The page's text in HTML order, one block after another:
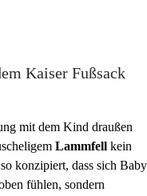
Kaiser Fußsack
mit dem Kind draußen
Lammfell kein
konzipiert, dass sich
fühlen, sondern